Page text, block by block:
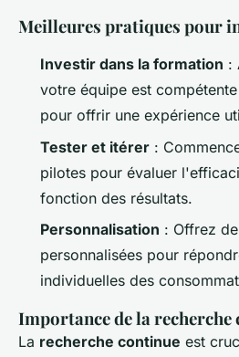
Meilleures pratiques pour
Investir dans la formation :
votre équipe est
pour offrir une expérience
Tester et itérer :
pilotes pour évaluer
fonction des résultats.
Personnalisation : Offrez
personnalisées pour
individuelles des
Importance de la recherche
La recherche continue est